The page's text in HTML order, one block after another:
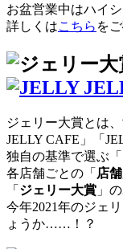
お盆営業中はハイ
詳しくはこちら を
ジェリー大賞とは
JELLY CAFE」「
独自の基準で選ぶ「
各店舗ごとの「 店
「 ジェリー大賞 」
今年2021年のジェ
ょうか……！？